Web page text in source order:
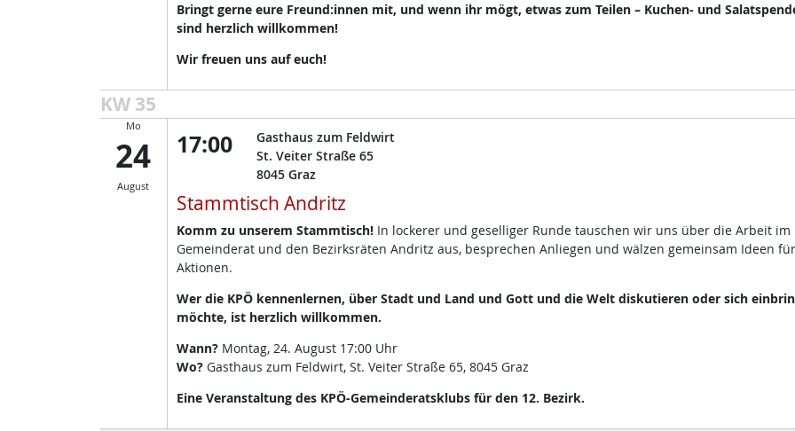
Bringt gerne eure Freund:innen mit, und wenn ihr mögt, etwas zum Teilen – Kuchen- und
sind herzlich willkommen!
Wir freuen uns auf euch!
KW 35
Mo
24
August
17:00
Gasthaus zum Feldwirt
St. Veiter Straße 65
8045 Graz
Stammtisch Andritz
Komm zu unserem Stammtisch!In lockerer und geselliger Runde tauschen wir uns über die Arbeit im
Gemeinderat und den Bezirksräten Andritz aus, besprechen Anliegen und wälzen gemeinsam Ideen für
Aktionen.
Wer die KPÖ kennenlernen, über Stadt und Land und Gott und die Welt diskutieren oder sich
möchte, ist herzlich willkommen.
Wann?Montag, 24. August 17:00 Uhr
Wo?Gasthaus zum Feldwirt, St. Veiter Straße 65, 8045 Graz
Eine Veranstaltung des KPÖ-Gemeinderatsklubs für den 12. Bezirk.